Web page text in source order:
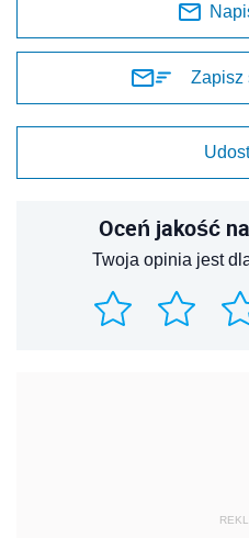
Zapisz
Oceń jakość
Twoja opinia jest